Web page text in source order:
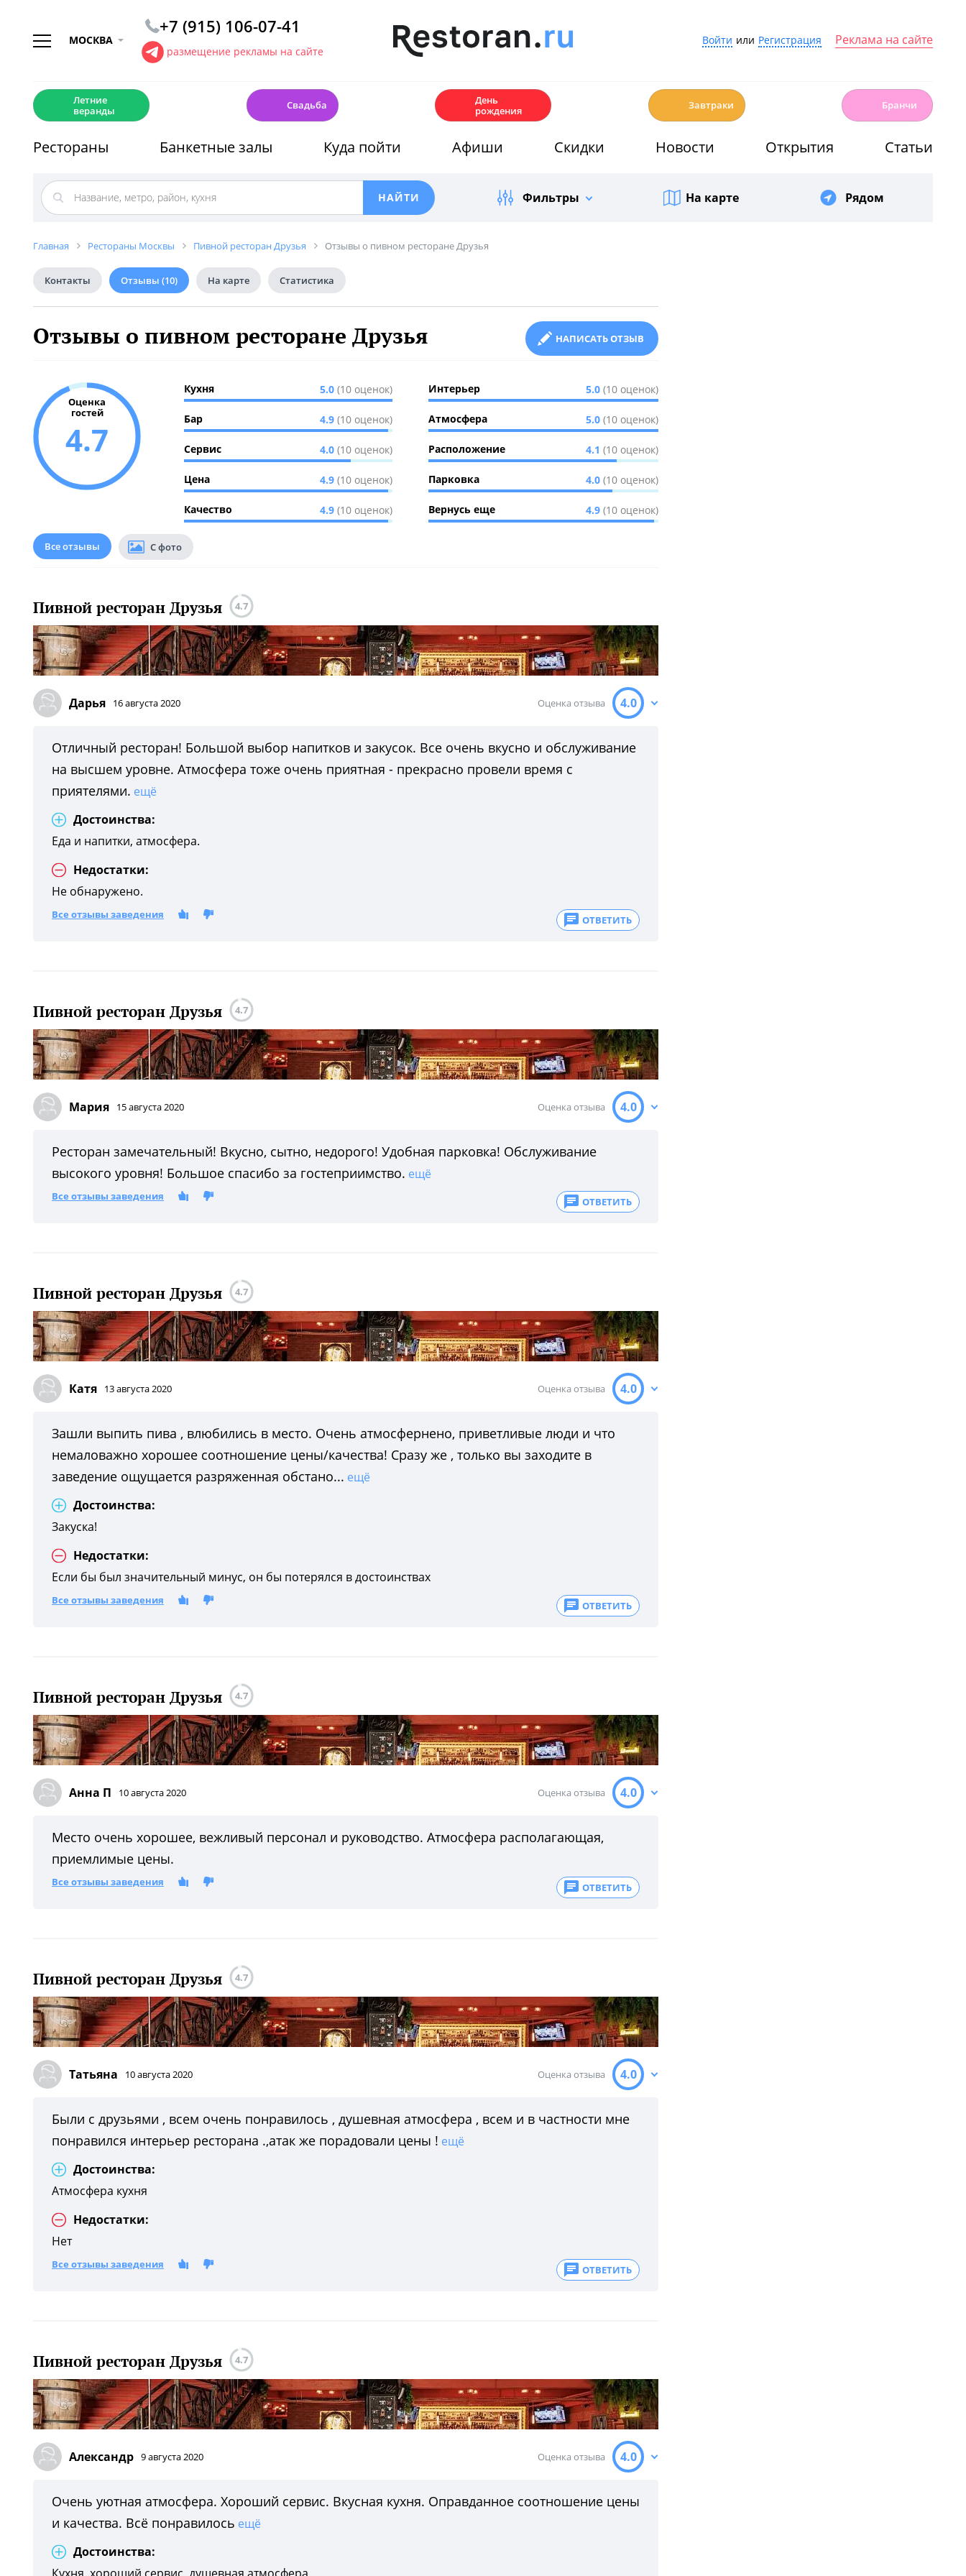
МОСКВА
+7 (915) 106-07-41
размещение рекламы на сайте
Войти или Регистрация Реклама на сайте
Летние
веранды
Свадьба
День
рождения
Завтраки Бранчи
Рестораны Банкетные залы Куда пойти Афиши Скидки Новости Открытия Статьи
Фильтры На карте Рядом
Главная Рестораны Москвы Пивной ресторан Друзья Отзывы о пивном ресторане Друзья
Контакты Отзывы (10) На карте Статистика
Отзывы о пивном ресторане Друзья НАПИСАТЬ ОТЗЫВ
Оценка
гостей
4.7
Кухня 5.0 (10 оценок)
Бар 4.9 (10 оценок)
Сервис 4.0 (10 оценок)
Цена 4.9 (10 оценок)
Качество 4.9 (10 оценок)
Интерьер 5.0 (10 оценок)
Атмосфера 5.0 (10 оценок)
Расположение 4.1 (10 оценок)
Парковка 4.0 (10 оценок)
Вернусь еще 4.9 (10 оценок)
Все отзывы С фото
Пивной ресторан Друзья 4.7
Дарья 16 августа 2020 Оценка отзыва 4.0
Отличный ресторан! Большой выбор напитков и закусок. Все очень вкусно и обслуживание
на высшем уровне. Атмосфера тоже очень приятная - прекрасно провели время с
приятелями. ещё
Достоинства:
Еда и напитки, атмосфера.
Недостатки:
Не обнаружено.
Все отзывы заведения ОТВЕТИТЬ
Пивной ресторан Друзья 4.7
Мария 15 августа 2020 Оценка отзыва 4.0
Ресторан замечательный! Вкусно, сытно, недорого! Удобная парковка! Обслуживание
высокого уровня! Большое спасибо за гостеприимство. ещё
Все отзывы заведения ОТВЕТИТЬ
Пивной ресторан Друзья 4.7
Катя 13 августа 2020 Оценка отзыва 4.0
Зашли выпить пива , влюбились в место. Очень атмосфернено, приветливые люди и что
немаловажно хорошее соотношение цены/качества! Сразу же , только вы заходите в
заведение ощущается разряженная обстано... ещё
Достоинства:
Закуска!
Недостатки:
Если бы был значительный минус, он бы потерялся в достоинствах
Все отзывы заведения ОТВЕТИТЬ
Пивной ресторан Друзья 4.7
Анна П 10 августа 2020 Оценка отзыва 4.0
Место очень хорошее, вежливый персонал и руководство. Атмосфера располагающая,
приемлимые цены.
Все отзывы заведения ОТВЕТИТЬ
Пивной ресторан Друзья 4.7
Татьяна 10 августа 2020 Оценка отзыва 4.0
Были с друзьями , всем очень понравилось , душевная атмосфера , всем и в частности мне
понравился интерьер ресторана .,атак же порадовали цены ! ещё
Достоинства:
Атмосфера кухня
Недостатки:
Нет
Все отзывы заведения ОТВЕТИТЬ
Пивной ресторан Друзья 4.7
Александр 9 августа 2020 Оценка отзыва 4.0
Очень уютная атмосфера. Хороший сервис. Вкусная кухня. Оправданное соотношение цены
и качества. Всё понравилось ещё
Достоинства: